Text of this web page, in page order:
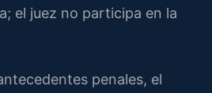
el juez no participa en la
penales, el